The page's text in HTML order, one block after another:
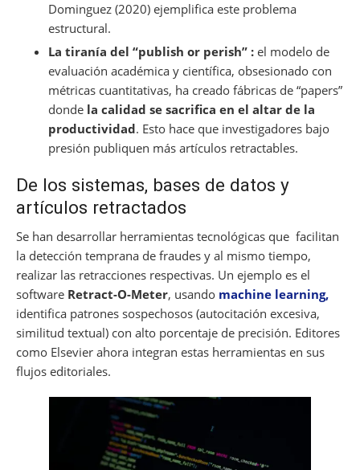
Dominguez (2020) ejemplifica este problema
estructural.
La tiranía del “publish or perish” : el modelo de
evaluación académica y científica, obsesionado con
métricas cuantitativas, ha creado fábricas de “papers”
donde la calidad se sacrifica en el altar de la
productividad. Esto hace que investigadores bajo
presión publiquen más artículos retractables.
De los sistemas, bases de datos y
artículos retractados
Se han desarrollar herramientas tecnológicas que facilitan
la detección temprana de fraudes y al mismo tiempo,
realizar las retracciones respectivas. Un ejemplo es el
software Retract-O-Meter, usando machine learning,
identifica patrones sospechosos (autocitación excesiva,
similitud textual) con alto porcentaje de precisión. Editores
como Elsevier ahora integran estas herramientas en sus
flujos editoriales.